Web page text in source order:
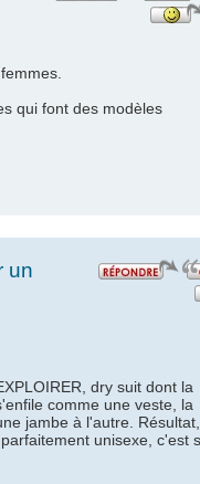
qui font des modèles
un
dry suit dont la
comme une veste, la
jambe à l'autre. Résultat,
unisexe, c'est